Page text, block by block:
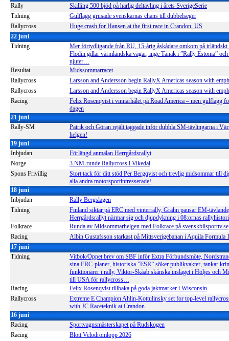
Rally
Skilling 500 bjöd på härlig deltävling i årets SverigeSerie
Tidning
Gulflagg grusade svenskarnas chans till dubbelseger
Rallycross
Huge crash for Hansen at the first race in Crandon, US
22 juni
Tidning
Mer förtydligande från RU, 15-årig åskådare omkom på irländskt
Flodin gillar värmländska vägar, inge Tänak i ”Rally Estonia”
njuter…
Resultat
Midssommarracet
Rallycross
Larsson and Andersson begin RallyX Americas season with
Rallycross
Larsson and Andersson begin RallyX Americas season with
Racing
Felix Rosenqvist i vinnarhålet på Road America – men gulflagg
dagen
21 juni
Rally-SM
Patrik och Göran rejält taggade inför dubbla SM-tävlingarna i
helgen!
19 juni
Inbjudan
Förlängd anmälan Herrgårdsrallyt
Norge
3.NM-runde Rallycross i Vikedal
Spons Frivillig
Stort tack för ditt stöd Per Bergqvist och trevlig midsommar till
alla andra motorsportintresserade!
18 juni
Inbjudan
Rally Bergslagen
Tidning
Finland siktar på ERC med vinterrally, Grahn pausar EM-
Herrgårdsrallyt närmar sig och djupdykning i 08:ornas
Folkrace
Runda av Midsommarhelgen med Folkrace på svenskbilsporttv.se
Racing
Albin Gustafsson starkast på Mittsverigebanan i Aquila Formula
17 juni
Tidning
Vitbok/Öppet brev om SBF inför Extra Förbundsmöte,
sina ERC-planer, historiska ”ESR” söker publikvakter, tankar
funktionärer i rally, Viktor-Skåab skånska inslaget i Höljes och
till USA för rallycross…
Racing
Felix Rosenqvist tillbaka på goda jaktmarker i Wisconsin
Rallycross
Extreme E Champion Ahlin-Kottulinsky set for top-level
with JC Raceteknik at Crandon
16 juni
Racing
Sportvagnsmästerskapet på Rudskogen
Racing
Blött Velodromlopp 2026